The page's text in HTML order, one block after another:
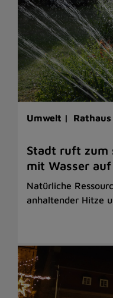
Umwelt | Rathaus
Stadt ruft zum
mit Wasser auf
Natürliche
anhaltender Hitze